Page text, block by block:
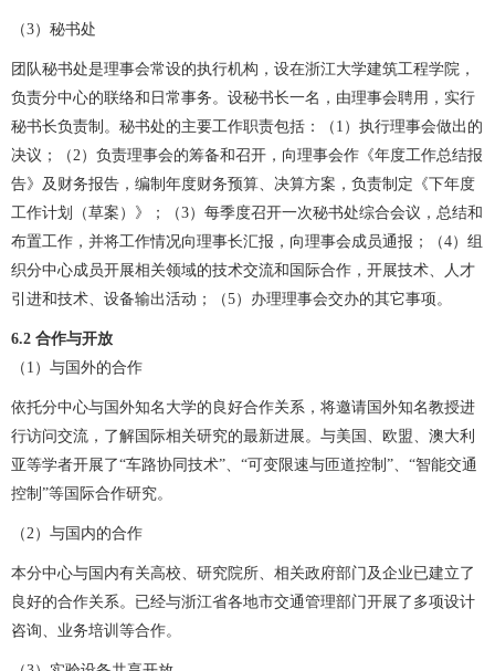
（3）秘书处
团队秘书处是理事会常设的执行机构，设在浙江大学建筑工程学院，
负责分中心的联络和日常事务。设秘书长一名，由理事会聘用，实行
秘书长负责制。秘书处的主要工作职责包括：（1）执行理事会做出的
决议；（2）负责理事会的筹备和召开，向理事会作《年度工作总结报
告》及财务报告，编制年度财务预算、决算方案，负责制定《下年度
工作计划（草案）》；（3）每季度召开一次秘书处综合会议，总结和
布置工作，并将工作情况向理事长汇报，向理事会成员通报；（4）组
织分中心成员开展相关领域的技术交流和国际合作，开展技术、人才
引进和技术、设备输出活动；（5）办理理事会交办的其它事项。
6.2 合作与开放
（1）与国外的合作
依托分中心与国外知名大学的良好合作关系，将邀请国外知名教授进
行访问交流，了解国际相关研究的最新进展。与美国、欧盟、澳大利
亚等学者开展了“车路协同技术”、“可变限速与匝道控制”、“智能交通
控制”等国际合作研究。
（2）与国内的合作
本分中心与国内有关高校、研究院所、相关政府部门及企业已建立了
良好的合作关系。已经与浙江省各地市交通管理部门开展了多项设计
咨询、业务培训等合作。